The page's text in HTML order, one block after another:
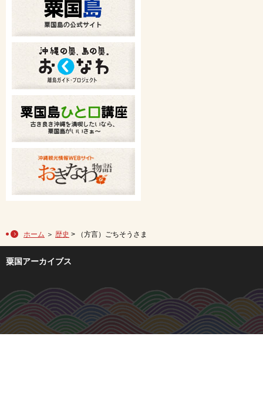
ホーム ＞ 歴史 > （方言）ごちそうさま
粟国アーカイブス